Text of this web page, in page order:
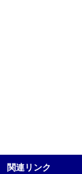
関連リンク